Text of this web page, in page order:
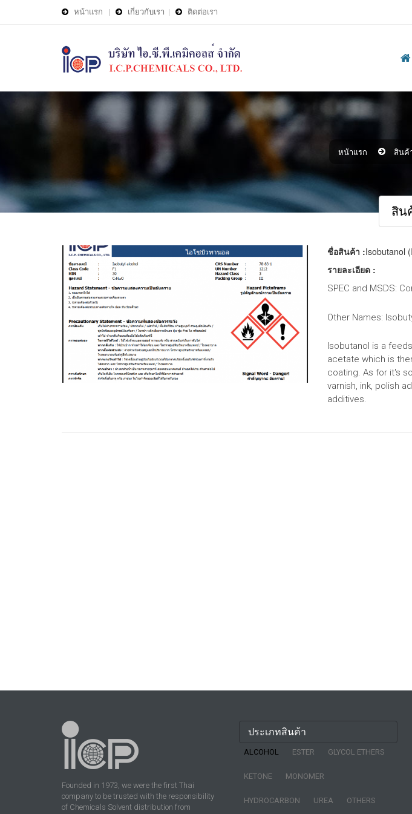
หน้าแรก | เกี่ยวกับเรา | ติดต่อเรา
หน้าแรก สินค้
สิน
ชื่อสินค้า :Isobutanol
รายละเอียด :
SPEC and MSDS:
Other Names:
Isobutanol is a
acetate which is
coating. As for it's
varnish, ink, polish
additives.
Founded in 1973, we were the first Thai
company to be trusted with the responsibility
of Chemicals Solvent distribution from
ประเภทสินค้า
ALCOHOL ESTER GLYCOL ETHERS
KETONE MONOMER
HYDROCARBON UREA OTHERS